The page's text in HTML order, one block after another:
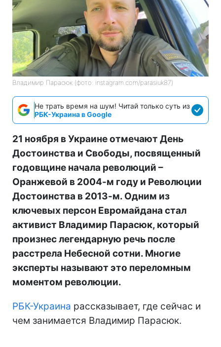
Владимир Парасюк (фото: instagram.com/parasiuk87)
Не трать время на шум! Читай только суть из
РБК-Украина в Google
21 ноября в Украине отмечают День
Достоинства и Свободы, посвященный
годовщине начала революций –
Оранжевой в 2004-м году и Революции
Достоинства в 2013-м. Одним из
ключевых персон Евромайдана стал
активист Владимир Парасюк, который
произнес легендарную речь после
расстрела Небесной сотни. Многие
эксперты называют это переломным
моментом революции.
РБК-Украина рассказывает, где сейчас и
чем занимается Владимир Парасюк.